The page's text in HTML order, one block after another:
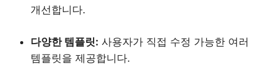
개선합니다.
다양한 템플릿: 사용자가 직접 수정 가능한 여러
템플릿을 제공합니다.